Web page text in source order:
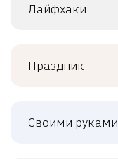
Лайфхаки
Праздник
Своими руками